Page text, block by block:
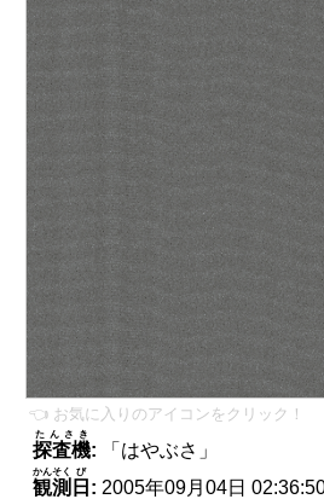
👈 お気に入りのアイコンをクリック！
探査機
たんさき
:
「はやぶさ」
観測
かんそく
日
び
: 2005年09月04日